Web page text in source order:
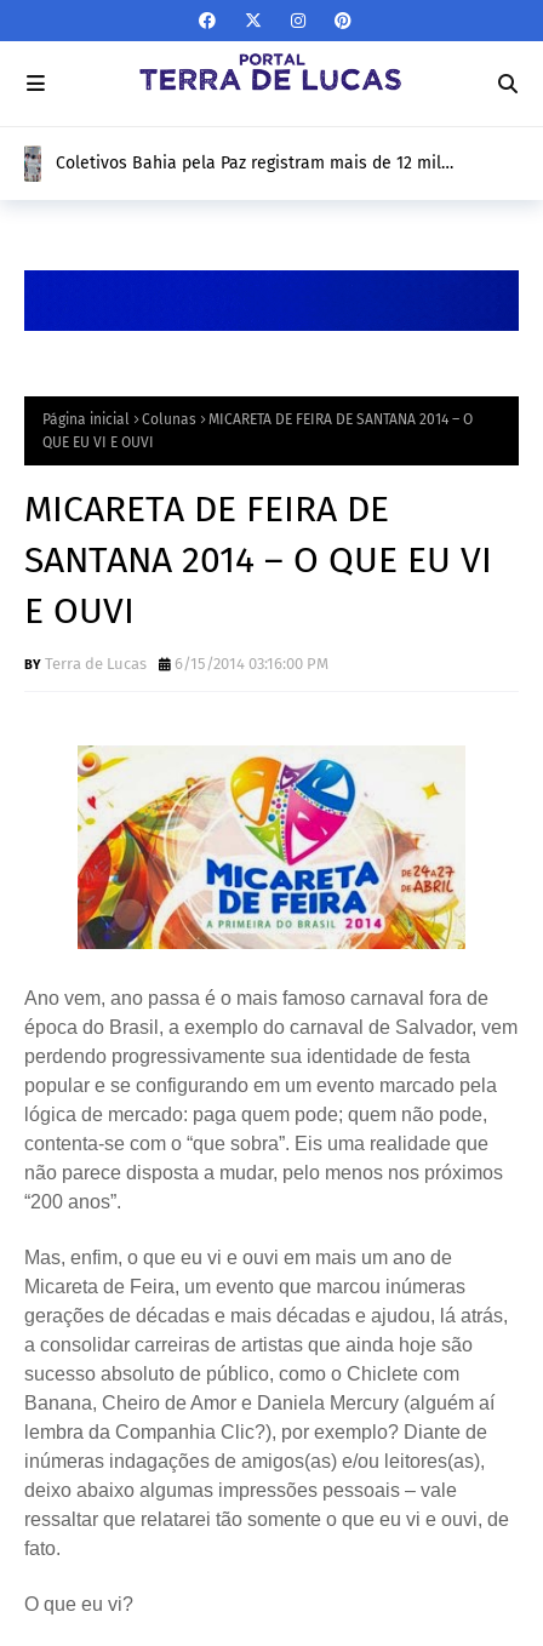
Coletivos Bahia pela Paz registram mais de 12 mil
resultados de 1 ano nesta sexta-feira (10/04)
Página inicial Colunas
MICARETA DE FEIRA DE SANTANA 2014 – O
QUE EU VI E OUVI
MICARETA DE FEIRA DE
SANTANA 2014 – O QUE EU VI
E OUVI
Terra de Lucas 6/15/2014 03:16:00 PM
Ano vem, ano passa é o mais famoso carnaval fora de
época do Brasil, a exemplo do carnaval de Salvador, vem
perdendo progressivamente sua identidade de festa
popular e se configurando em um evento marcado pela
lógica de mercado: paga quem pode; quem não pode,
contenta-se com o “que sobra”. Eis uma realidade que
não parece disposta a mudar, pelo menos nos próximos
“200 anos”.
Mas, enfim, o que eu vi e ouvi em mais um ano de
Micareta de Feira, um evento que marcou inúmeras
gerações de décadas e mais décadas e ajudou, lá atrás,
a consolidar carreiras de artistas que ainda hoje são
sucesso absoluto de público, como o Chiclete com
Banana, Cheiro de Amor e Daniela Mercury (alguém aí
lembra da Companhia Clic?), por exemplo? Diante de
inúmeras indagações de amigos(as) e/ou leitores(as),
deixo abaixo algumas impressões pessoais – vale
ressaltar que relatarei tão somente o que eu vi e ouvi, de
fato.
O que eu vi?